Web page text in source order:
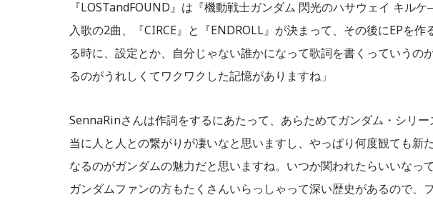
『LOSTandFOUND』は『機動戦士ガンダム 閃光のハサウェイ キル
入歌の2曲、『CIRCE』と『ENDROLL』が決まって、その後にEPを
る時に、設定とか、自分じゃない誰かになって歌詞を書くっていうの
るのがうれしくてワクワクした記憶がありますね」
SennaRinさんは作詞をするにあたって、あらためてガンダム・シリ
当に人と人との繋がりが凄いなと思いますし、やっぱり何度観ても新
なるのがガンダムの魅力だと思いますね。いつか関われたらいいなっ
ガンダムファンの方もたくさんいらっしゃって深い歴史があるので、